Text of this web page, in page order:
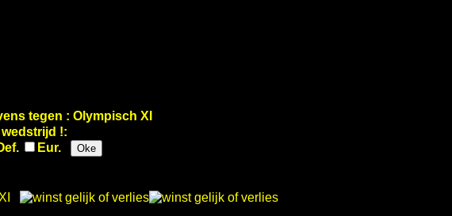
tegen : Olympisch XI
!:
Eur. Oke